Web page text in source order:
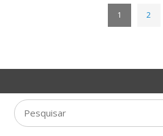
1 2